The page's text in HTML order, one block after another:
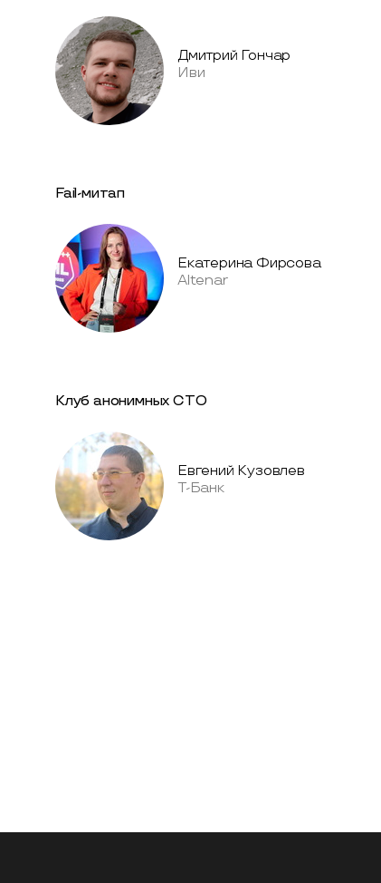
Дмитрий Гончар
Иви
Fail-митап
Екатерина Фирсова
Altenar
Клуб анонимных СТО
Евгений Кузовлев
Т-Банк